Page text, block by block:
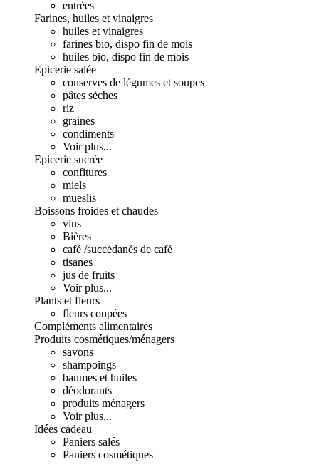
entrées
Farines, huiles et vinaigres
huiles et vinaigres
farines bio, dispo fin de mois
huiles bio, dispo fin de mois
Epicerie salée
conserves de légumes et soupes
pâtes sèches
riz
graines
condiments
Voir plus...
Epicerie sucrée
confitures
miels
mueslis
Boissons froides et chaudes
vins
Bières
café /succédanés de café
tisanes
jus de fruits
Voir plus...
Plants et fleurs
fleurs coupées
Compléments alimentaires
Produits cosmétiques/ménagers
savons
shampoings
baumes et huiles
déodorants
produits ménagers
Voir plus...
Idées cadeau
Paniers salés
Paniers cosmétiques